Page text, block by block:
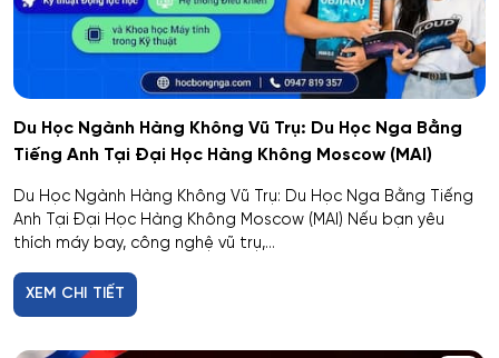
Du Học Ngành Hàng Không Vũ Trụ: Du Học Nga Bằng
Tiếng Anh Tại Đại Học Hàng Không Moscow (MAI)
Du Học Ngành Hàng Không Vũ Trụ: Du Học Nga Bằng Tiếng
Anh Tại Đại Học Hàng Không Moscow (MAI) Nếu bạn yêu
thích máy bay, công nghệ vũ trụ,...
XEM CHI TIẾT